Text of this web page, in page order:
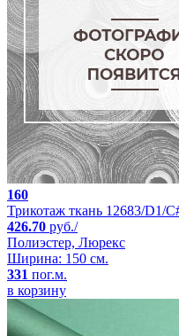
160
Трикотаж ткань 12683/D1/
426.70 руб./
Полиэстер, Люрекс
Ширина: 150 см.
331 пог.м.
в корзину